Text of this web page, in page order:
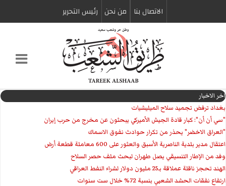
الاتصال بنا من نحن رئیس التحریر
اخر الاخبار
بغداد ترفض تجميد سلاح الميليشيات
"سي أن أن": كبار قادة الجيش الأميركي يبحثون عن مخرج من حرب إيران
"العراق الاخضر" يحذر من تكرار حوادث نفوق الاسماك
اعتقال مدير بلدية الناصرية الأسبق والعثور على 600 معاملة قطعة أرض
وفد من الإطار التنسيقي يصل طهران لبحث ملف حصر السلاح
الهند تحجز ناقلة عملاقة بـ25 مليون دولار لشراء النفط العراقي
ارتفاع نفقات الحشد الشعبي بنسبة 72% خلال ست سنوات